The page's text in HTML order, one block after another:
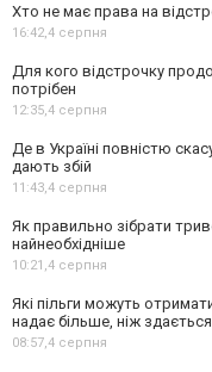
Хто не має права на
16:42,4 серпня
Для кого відстрочку
потрібен
12:35,4 серпня
Де в Україні повністю
дають збій
11:43,4 серпня
Як правильно зібрати
найнеобхідніше
10:21,4 серпня
Які пільги можуть
надає більше, ніж здається
08:57,4 серпня